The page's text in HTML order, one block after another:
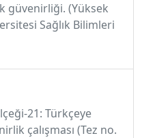
güvenirliği. (Yüksek
Sağlık Bilimleri
21: Türkçeye
çalışması (Tez no.